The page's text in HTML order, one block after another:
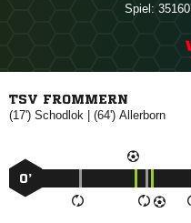
Spiel:
TSV FROMMERN
(17')  | (64') 
0’